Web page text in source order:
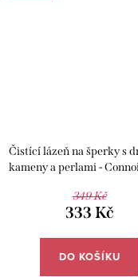
Čistící lázeň na šperky s
kameny a perlami -
349 Kč
333 Kč
DO KOŠÍKU